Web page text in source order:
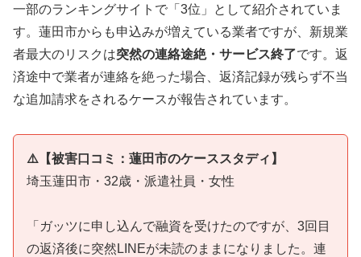
一部のランキングサイトで「3位」として紹介されていま
す。蓮田市からも申込みが増えている業者ですが、新規業
者最大のリスクは突然の連絡途絶・サービス終了です。返
済途中で業者が連絡を絶った場合、返済記録が残らず不当
な追加請求をされるケースが報告されています。
⚠️【被害口コミ：蓮田市のケーススタディ】
埼玉蓮田市・32歳・派遣社員・女性
「ガッツに申し込んで融資を受けたのですが、3回目
の返済後に突然LINEが未読のままになりました。連